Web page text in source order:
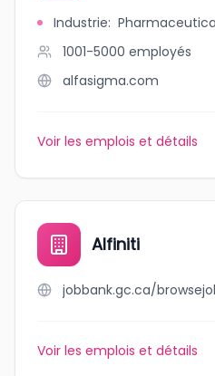
Industrie:
1001-5000 employés
alfasigma.com
Voir les emplois et détails
Alfiniti
jobbank.gc.ca/
Voir les emplois et détails